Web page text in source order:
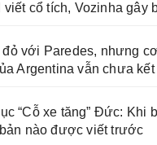
cổ tích, Vozinha gây
đỏ với Paredes, nhưng
Argentina vẫn chưa kết
“Cỗ xe tăng” Đức: Khi
nào được viết trước